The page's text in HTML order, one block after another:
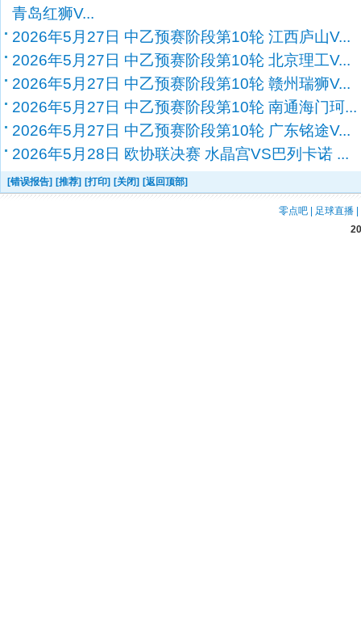
青岛红狮V...
2026年5月27日 中乙预赛阶段第10轮 江西庐山V...
2026年5月27日 中乙预赛阶段第10轮 北京理工V...
2026年5月27日 中乙预赛阶段第10轮 赣州瑞狮V...
2026年5月27日 中乙预赛阶段第10轮 南通海门珂...
2026年5月27日 中乙预赛阶段第10轮 广东铭途V...
2026年5月28日 欧协联决赛 水晶宫VS巴列卡诺 ...
[错误报告] [推荐] [打印] [关闭] [返回顶部]
零点吧 | 足球直播 |